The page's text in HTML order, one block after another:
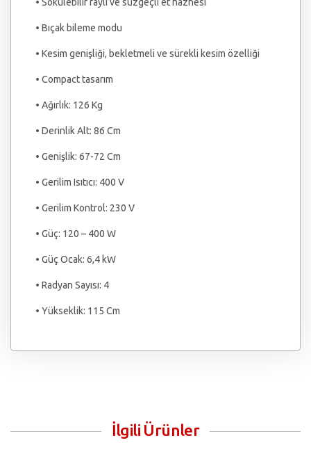
• Bıçak bileme modu
• Kesim genişliği, bekletmeli ve sürekli kesim özelliği
• Compact tasarım
• Ağırlık: 126 Kg
• Derinlik Alt: 86 Cm
• Genişlik: 67-72 Cm
• Gerilim Isıtıcı: 400 V
• Gerilim Kontrol: 230 V
• Güç: 120 – 400 W
• Güç Ocak: 6,4 kW
• Radyan Sayısı: 4
• Yükseklik: 115 Cm
İlgili Ürünler